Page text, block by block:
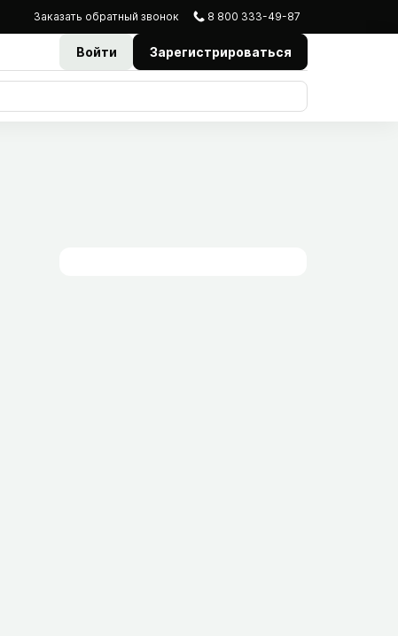
Заказать обратный звонок 8 800 333-49-87
Войти Зарегистрироваться